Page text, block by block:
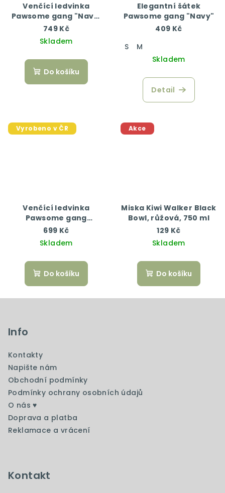
Venčící ledvinka
Pawsome gang "Naval
mňamky"
749 Kč
Skladem
Do košíku
Elegantní šátek
Pawsome gang "Navy"
409 Kč
S
M
Skladem
Detail
Vyrobeno v ČR
Venčící ledvinka
Pawsome gang
červená
699 Kč
Skladem
Do košíku
Akce
Miska Kiwi Walker Black
Bowl, růžová, 750 ml
129 Kč
Skladem
Do košíku
Info
Kontakty
Napište nám
Obchodní podmínky
Podmínky ochrany osobních údajů
O nás ♥️
Doprava a platba
Reklamace a vrácení
Kontakt